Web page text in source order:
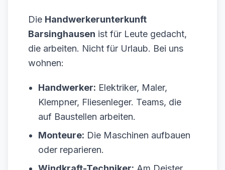
Die Handwerkerunterkunft
Barsinghausen ist für Leute gedacht,
die arbeiten. Nicht für Urlaub. Bei uns
wohnen:
Handwerker: Elektriker, Maler,
Klempner, Fliesenleger. Teams, die
auf Baustellen arbeiten.
Monteure: Die Maschinen aufbauen
oder reparieren.